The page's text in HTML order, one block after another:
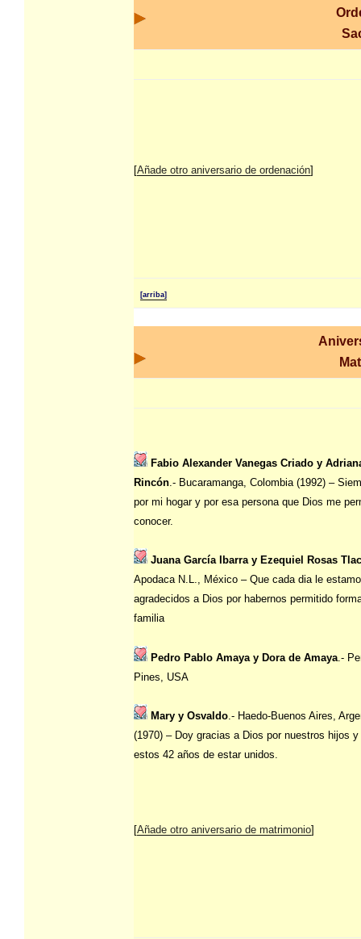
[Añade otro aniversario de ordenación]
[arriba]
Fabio Alexander Vanegas Criado y
Rincón .- Bucaramanga, Colombia (1992) –
por mi hogar y por esa persona que Dios me
conocer.
Juana García Ibarra y Ezequiel Rosas
Apodaca N.L., México – Que cada dia le
agradecidos a Dios por habernos permitido
familia
Pedro Pablo Amaya y Dora de Amaya .-
Pines, USA
Mary y Osvaldo.- Haedo-Buenos Aires,
(1970) – Doy gracias a Dios por nuestros hijos
estos 42 años de estar unidos.
[Añade otro aniversario de matrimonio]